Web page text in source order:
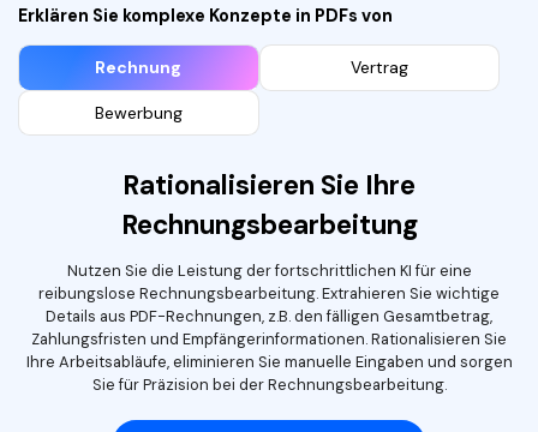
Erklären Sie komplexe Konzepte in PDFs von
Rechnung Vertrag
Bewerbung
Rationalisieren Sie Ihre
Rechnungsbearbeitung
Nutzen Sie die Leistung der fortschrittlichen KI für eine
reibungslose Rechnungsbearbeitung. Extrahieren Sie wichtige
Details aus PDF-Rechnungen, z.B. den fälligen Gesamtbetrag,
Zahlungsfristen und Empfängerinformationen. Rationalisieren Sie
Ihre Arbeitsabläufe, eliminieren Sie manuelle Eingaben und sorgen
Sie für Präzision bei der Rechnungsbearbeitung.